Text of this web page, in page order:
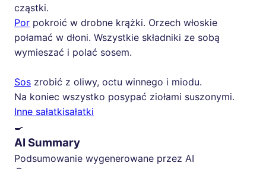
cząstki.
Por pokroić w drobne krążki. Orzech włoskie
połamać w dłoni. Wszystkie składniki ze sobą
wymieszać i polać sosem.
Sos zrobić z oliwy, octu winnego i miodu.
Na koniec wszystko posypać ziołami suszonymi.
Inne sałatkisałatki
🍳
AI Summary
Podsumowanie wygenerowane przez AI